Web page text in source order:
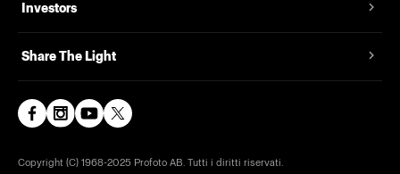
Investors
Share The Light
Copyright (C) 1968-2025 Profoto AB. Tutti i diritti riservati.